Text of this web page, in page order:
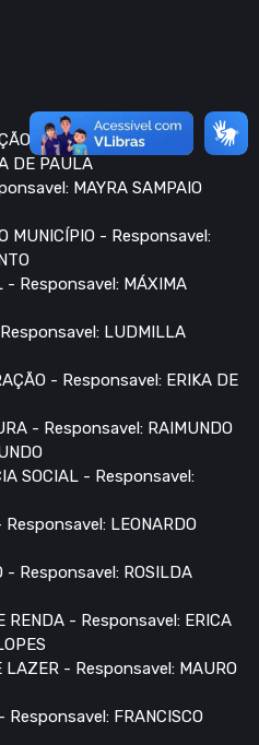
- Responsavel:
DE PAULA
MAYRA SAMPAIO
MUNICÍPIO - Responsavel:
- Responsavel: MÁXIMA
LUDMILLA
- Responsavel: ERIKA DE
- Responsavel: RAIMUNDO
SOCIAL - Responsavel:
LEONARDO
- Responsavel: ROSILDA
RENDA - Responsavel: ERICA
LAZER - Responsavel: MAURO
Responsavel: FRANCISCO